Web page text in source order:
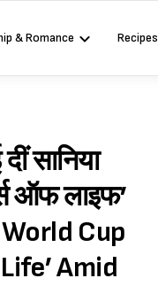
& Romance Recipes
सानिया
ऑफ लाइफ’
World Cup
Amid